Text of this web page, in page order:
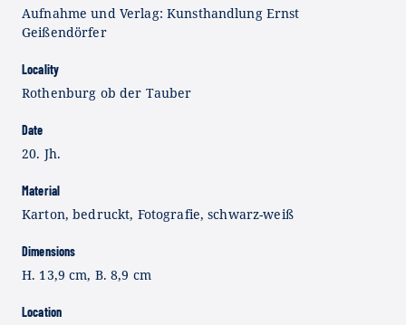
Aufnahme und Verlag: Kunsthandlung Ernst
Geißendörfer
Locality
Rothenburg ob der Tauber
Date
20. Jh.
Material
Karton, bedruckt, Fotografie, schwarz-weiß
Dimensions
H. 13,9 cm, B. 8,9 cm
Location